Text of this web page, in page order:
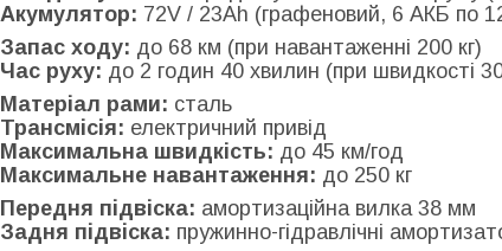
Акумулятор: 72V / 23Ah (графеновий, 6 АКБ по
Запас ходу: до 68 км (при навантаженні 200 кг)
Час руху: до 2 годин 40 хвилин (при швидкості
Матеріал рами: сталь
Трансмісія: електричний привід
Максимальна швидкість: до 45 км/год
Максимальне навантаження: до 250 кг
Передня підвіска: амортизаційна вилка 38 мм
Задня підвіска: пружинно-гідравлічні